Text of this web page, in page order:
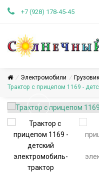
+7 (928) 178-45-45
/ Электромобили /
Трактор с прицепом 1169 -